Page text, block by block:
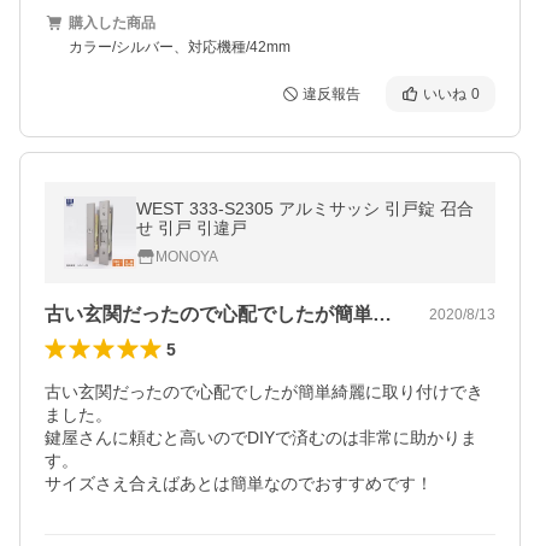
購入した商品
カラー/シルバー、対応機種/42mm
違反報告 いいね 0
WEST 333-S2305 アルミサッシ 引戸錠 召合
せ 引戸 引違戸
MONOYA
古い玄関だったので心配でしたが簡単綺麗… 2020/8/13
5
古い玄関だったので心配でしたが簡単綺麗に取り付けでき
ました。
鍵屋さんに頼むと高いのでDIYで済むのは非常に助かりま
す。
サイズさえ合えばあとは簡単なのでおすすめです！